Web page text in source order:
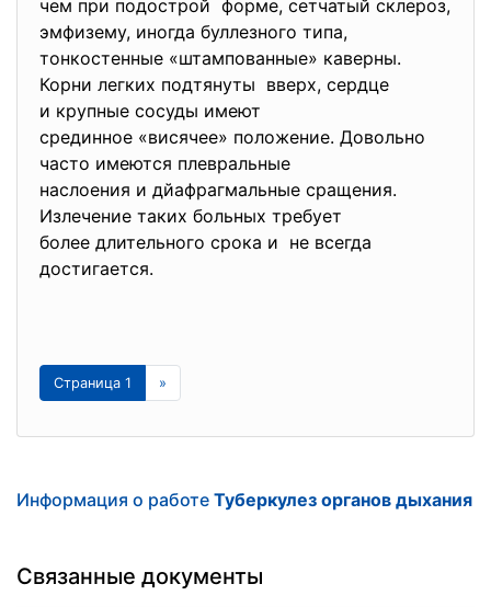
чем при подострой форме, сетчатый склероз,
эмфизему, иногда буллезного типа,
тонкостенные «штампованные» каверны.
Корни легких подтянуты вверх, сердце
и крупные сосуды имеют
срединное «висячее» положение. Довольно
часто имеются плевральные
наслоения и дйафрагмальные сращения.
Излечение таких больных требует
более длительного срока и не всегда
достигается.
Страница 1 »
Информация о работе Туберкулез органов дыхания
Связанные документы